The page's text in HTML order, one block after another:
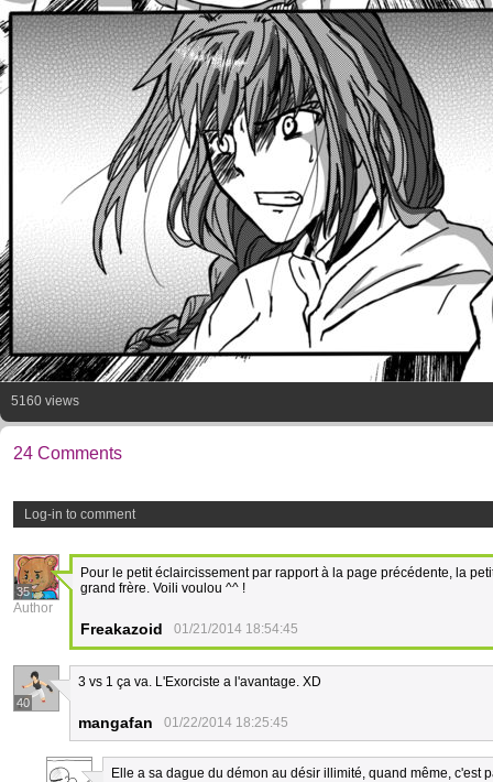
5160 views
24 Comments
Log-in to comment
35
Author
Pour le petit éclaircissement par rapport à la page précédente, la
grand frère. Voili voulou ^^ !
Freakazoid 01/21/2014 18:54:45
40
3 vs 1 ça va. L'Exorciste a l'avantage. XD
mangafan 01/22/2014 18:25:45
Elle a sa dague du démon au désir illimité, quand même, c'est